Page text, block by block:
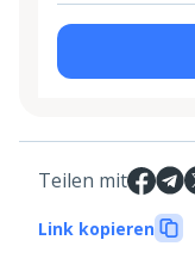
Teilen mit
Link kopieren